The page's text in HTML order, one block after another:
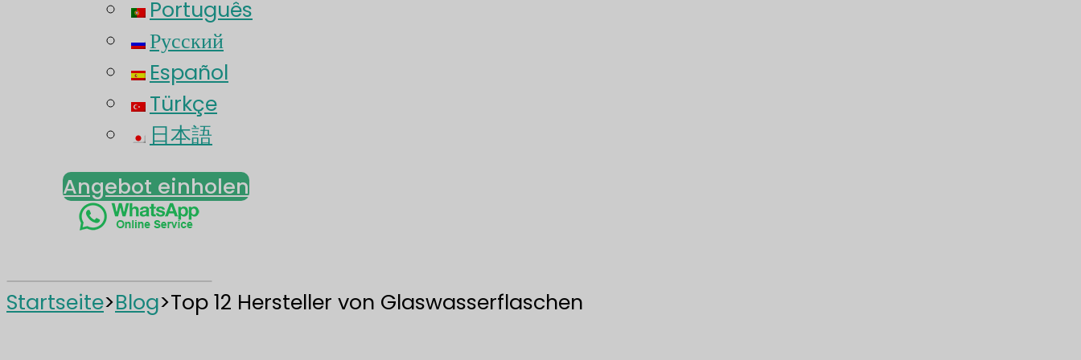
Português
Русский
Español
Türkçe
日本語
Angebot einholen
Startseite>Blog>Top 12 Hersteller von Glaswasserflaschen